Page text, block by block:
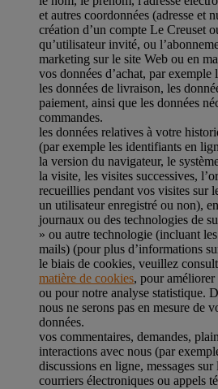
et autres coordonnées (adresse et
création d’un compte Le Creuset
qu’utilisateur invité, ou
marketing sur le site Web ou en
vos données d’achat, par exemple
les données de livraison, les
paiement, ainsi que les données
commandes.
les données relatives à votre
(par exemple les identifiants en
la version du navigateur, le
la visite, les visites successives,
recueillies pendant vos visites sur
un utilisateur enregistré ou non),
journaux ou des technologies de
» ou autre technologie (incluant
mails) (pour plus d’informations
le biais de cookies, veuillez
matière de cookies, pour améliorer
ou pour notre analyse statistique.
nous ne serons pas en mesure de
données.
vos commentaires, demandes,
interactions avec nous (par
discussions en ligne, messages sur
courriers électroniques ou appels